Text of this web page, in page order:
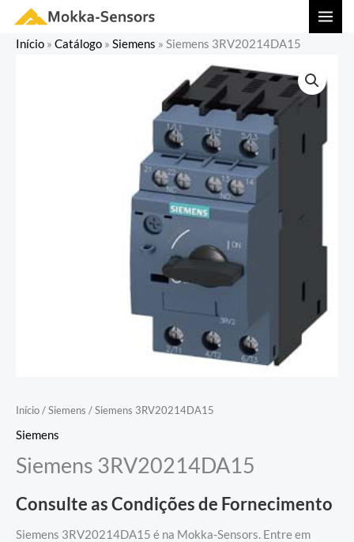
Início » Catálogo » Siemens » Siemens 3RV20214DA15
Início/Siemens / Siemens 3RV20214DA15
Siemens
Siemens 3RV20214DA15
Consulte as Condições de Fornecimento
Siemens 3RV20214DA15 é na Mokka-Sensors. Entre em